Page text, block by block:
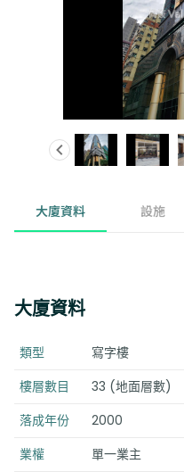
大廈資料 設施
大廈資料
類型
寫字樓
樓層數目
33 (地面層數)
落成年份
2000
業權
單一業主